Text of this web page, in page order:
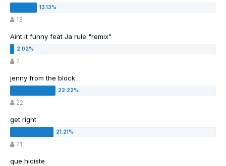
13
Aint it funny feat Ja rule "remix"
2
jenny from the block
22
get right
21
que hiciste